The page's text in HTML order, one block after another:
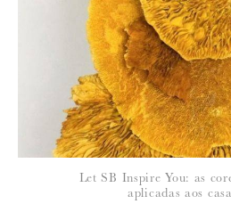
Let SB Inspire You: as
aplicadas aos